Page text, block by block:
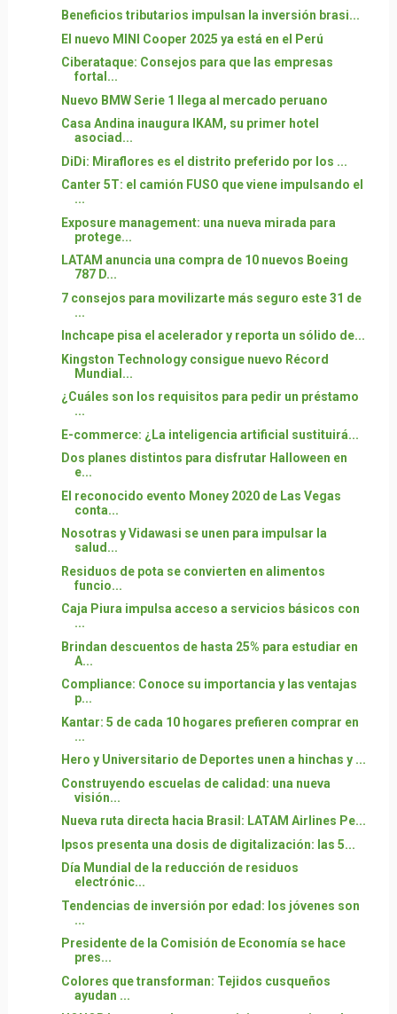
Beneficios tributarios impulsan la inversión brasi...
El nuevo MINI Cooper 2025 ya está en el Perú
Ciberataque: Consejos para que las empresas
fortal...
Nuevo BMW Serie 1 llega al mercado peruano
Casa Andina inaugura IKAM, su primer hotel
asociad...
DiDi: Miraflores es el distrito preferido por los ...
Canter 5T: el camión FUSO que viene impulsando el
...
Exposure management: una nueva mirada para
protege...
LATAM anuncia una compra de 10 nuevos Boeing
787 D...
7 consejos para movilizarte más seguro este 31 de
...
Inchcape pisa el acelerador y reporta un sólido de...
Kingston Technology consigue nuevo Récord
Mundial...
¿Cuáles son los requisitos para pedir un préstamo
...
E-commerce: ¿La inteligencia artificial sustituirá...
Dos planes distintos para disfrutar Halloween en
e...
El reconocido evento Money 2020 de Las Vegas
conta...
Nosotras y Vidawasi se unen para impulsar la
salud...
Residuos de pota se convierten en alimentos
funcio...
Caja Piura impulsa acceso a servicios básicos con
...
Brindan descuentos de hasta 25% para estudiar en
A...
Compliance: Conoce su importancia y las ventajas
p...
Kantar: 5 de cada 10 hogares prefieren comprar en
...
Hero y Universitario de Deportes unen a hinchas y ...
Construyendo escuelas de calidad: una nueva
visión...
Nueva ruta directa hacia Brasil: LATAM Airlines Pe...
Ipsos presenta una dosis de digitalización: las 5...
Día Mundial de la reducción de residuos
electrónic...
Tendencias de inversión por edad: los jóvenes son
...
Presidente de la Comisión de Economía se hace
pres...
Colores que transforman: Tejidos cusqueños
ayudan ...